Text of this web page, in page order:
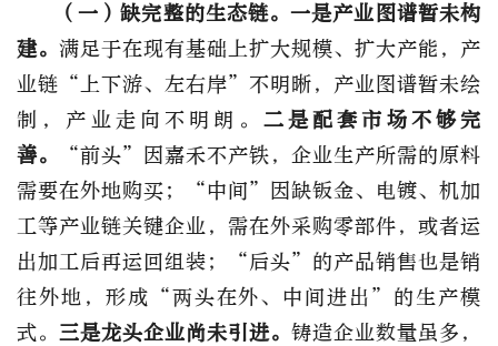
（一）缺完整的生态链。一是产业图谱暂未构
建。 满足于在现有基础上扩大规模、扩大产能，产
业链“上下游、左右岸”不明晰，产业图谱暂未绘
制，产业走向不明朗。 二是配套市场不够完
善。
“前头”因嘉禾不产铁，企业生产所需的原料
需要在外地购买；“中间”因缺钣金、电镀、机加
工等产业链关键企业，需在外采购零部件，或者运
出加工后再运回组装；“后头”的产品销售也是销
往外地，形成“两头在外、中间进出”的生产模
式。 三是龙头企业尚未引进。 铸造企业数量虽多，